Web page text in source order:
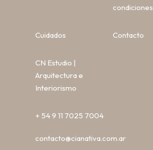
condiciones
Cuidados Contacto
CN Estudio |
Arquitectura e
Interiorismo
+ 54 9 11 7025 7004
contacto@cianativa.com.ar